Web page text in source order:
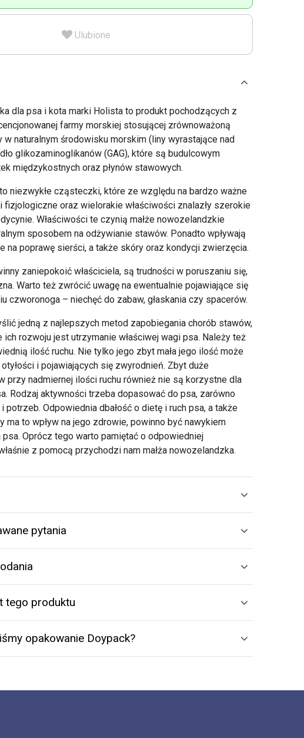
Ulubione
dla psa i kota marki Holista to produkt pochodzących z
farmy morskiej stosującej zrównoważoną
w naturalnym środowisku morskim (liny wyrastające nad
glikozaminoglikanów (GAG), które są budulcowym
międzykostnych oraz płynów stawowych.
niezwykłe cząsteczki, które ze względu na bardzo ważne
oraz wielorakie właściwości znalazły szerokie
Właściwości te czynią małże nowozelandzkie
sposobem na odżywianie stawów. Ponadto wpływają
na poprawę sierści, a także skóry oraz kondycji zwierzęcia.
zaniepokoić właściciela, są trudności w poruszaniu się,
Warto też zwrócić uwagę na ewentualnie pojawiające się
czworonoga – niechęć do zabaw, głaskania czy spacerów.
jedną z najlepszych metod zapobiegania chorób stawów,
ich rozwoju jest utrzymanie właściwej wagi psa. Należy też
ilość ruchu. Nie tylko jego zbyt mała jego ilość może
i pojawiających się zwyrodnień. Zbyt duże
przy nadmiernej ilości ruchu również nie są korzystne dla
Rodzaj aktywności trzeba dopasować do psa, zarówno
potrzeb. Odpowiednia dbałość o dietę i ruch psa, a także
ma to wpływ na jego zdrowie, powinno być nawykiem
psa. Oprócz tego warto pamiętać o odpowiedniej
z pomocą przychodzi nam małża nowozelandzka.
pytania
tego produktu
opakowanie Doypack?